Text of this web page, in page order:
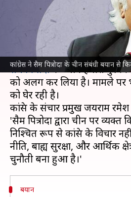
कांग्रेस ने सैम पित्रोदा के चीन संबंधी बयान से
Feb 17, 2025 05:28 pm
क्या है खबर?
कांग्रेसने वरिष्ठ नेता और इंडियन
सैम पित्रौदाके "चीन हमारा दुश्मन
को अलग कर लिया है। मामले पर
को घेर रही है।
कांग्रेस के संचार प्रमुख जयराम
'सैम पित्रोदा द्वारा चीन पर
निश्चित रूप से कांग्रेस के विचार
नीति, बाह्य सुरक्षा, और आर्थिक
बयान